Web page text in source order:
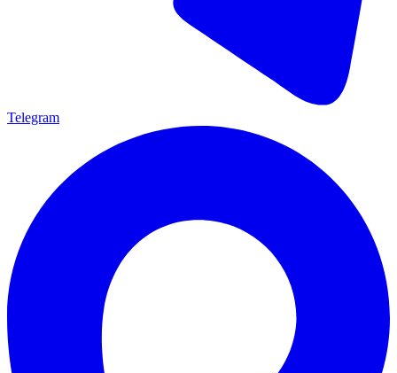
Telegram